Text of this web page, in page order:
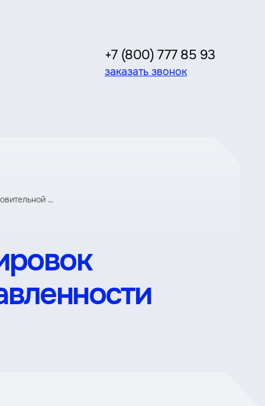
+7 (800) 777 85 93
заказать звонок
...